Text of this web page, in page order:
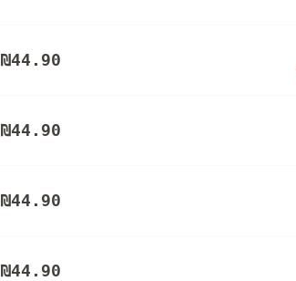
₪44.90
₪44.90
₪44.90
₪44.90